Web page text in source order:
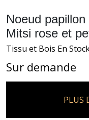
Noeud
Mitsi rose et
Tissu et Bois En
Sur demande
PLUS